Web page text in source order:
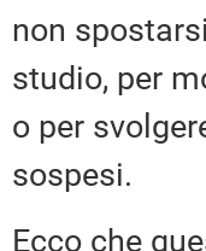
non
studio, per
o per
sospesi.
Ecco che